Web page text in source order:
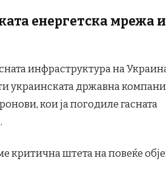
енергетска мрежа и
инфраструктура на
украинската државна
кои ја погодиле гасната
критична штета на повеќе